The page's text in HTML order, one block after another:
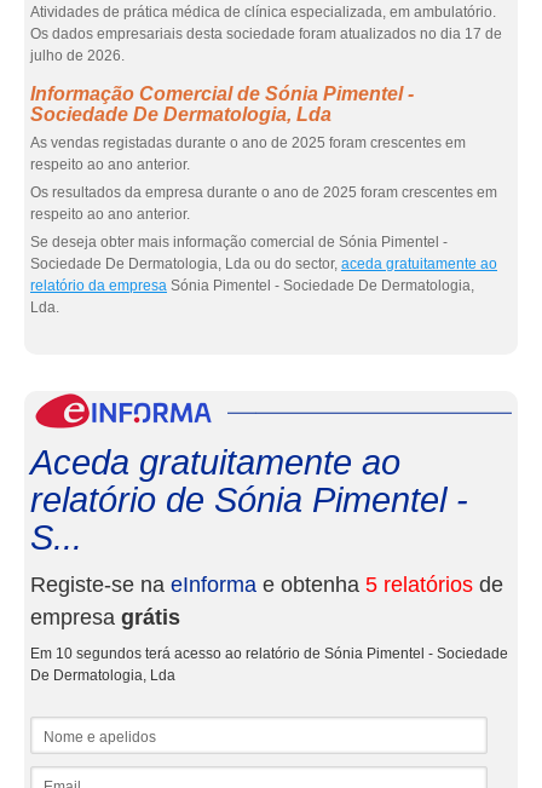
Atividades de prática médica de clínica especializada, em ambulatório.
Os dados empresariais desta sociedade foram atualizados no dia 17 de
julho de 2026.
Informação Comercial de Sónia Pimentel -
Sociedade De Dermatologia, Lda
As vendas registadas durante o ano de 2025 foram crescentes em
respeito ao ano anterior.
Os resultados da empresa durante o ano de 2025 foram crescentes em
respeito ao ano anterior.
Se deseja obter mais informação comercial de Sónia Pimentel -
Sociedade De Dermatologia, Lda ou do sector, aceda gratuitamente ao
relatório da empresa Sónia Pimentel - Sociedade De Dermatologia,
Lda.
Aceda gratuitamente ao
relatório de Sónia Pimentel -
S...
Registe-se na eInforma e obtenha 5 relatórios de
empresa grátis
Em 10 segundos terá acesso ao relatório de Sónia Pimentel - Sociedade
De Dermatologia, Lda